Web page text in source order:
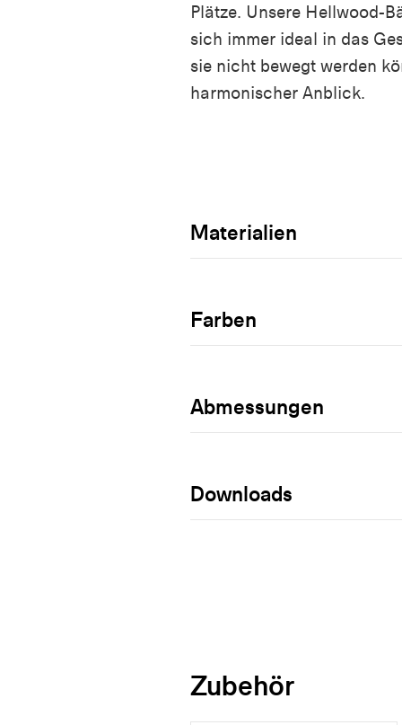
Plätze. Unsere Hellwood-
sich immer ideal in das
sie nicht bewegt werden
harmonischer Anblick.
Materialien
Farben
Abmessungen
Downloads
Zubehör